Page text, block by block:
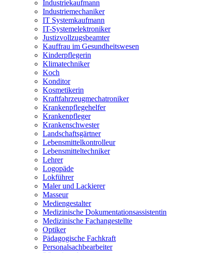
Industriekaufmann
Industriemechaniker
IT Systemkaufmann
IT-Systemelektroniker
Justizvollzugsbeamter
Kauffrau im Gesundheitswesen
Kinderpflegerin
Klimatechniker
Koch
Konditor
Kosmetikerin
Kraftfahrzeugmechatroniker
Krankenpflegehelfer
Krankenpfleger
Krankenschwester
Landschaftsgärtner
Lebensmittelkontrolleur
Lebensmitteltechniker
Lehrer
Logopäde
Lokführer
Maler und Lackierer
Masseur
Mediengestalter
Medizinische Dokumentationsassistentin
Medizinische Fachangestellte
Optiker
Pädagogische Fachkraft
Personalsachbearbeiter